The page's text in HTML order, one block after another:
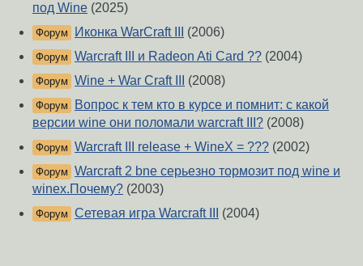
под Wine (2025)
Форум Иконка WarCraft III (2006)
Форум Warcraft III и Radeon Ati Card ?? (2004)
Форум Wine + War Craft III (2008)
Форум
Вопрос к тем кто в курсе и помнит: с какой
версии wine они поломали warcraft III? (2008)
Форум Warcraft III release + WineX = ??? (2002)
Форум Warcraft 2 bne серьезно тормозит под wine и
winex.Почему? (2003)
Форум Сетевая игра Warcraft III (2004)